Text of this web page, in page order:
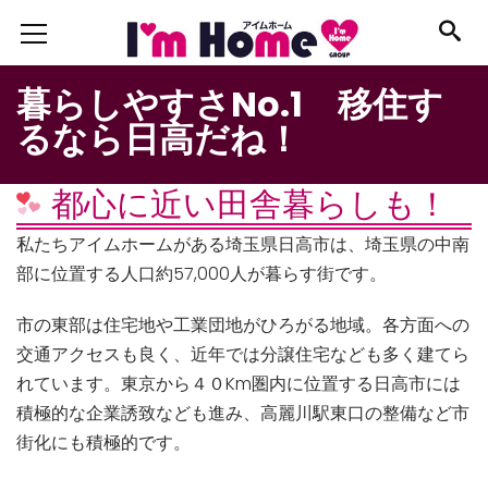
暮らしやすさNo.1 移住す
るなら日高だね！
都心に近い田舎暮らしも！
私たちアイムホームがある埼玉県日高市は、埼玉県の中南
部に位置する人口約57,000人が暮らす街です。
市の東部は住宅地や工業団地がひろがる地域。各方面への
交通アクセスも良く、近年では分譲住宅なども多く建てら
れています。東京から４０Km圏内に位置する日高市には
積極的な企業誘致なども進み、高麗川駅東口の整備など市
街化にも積極的です。